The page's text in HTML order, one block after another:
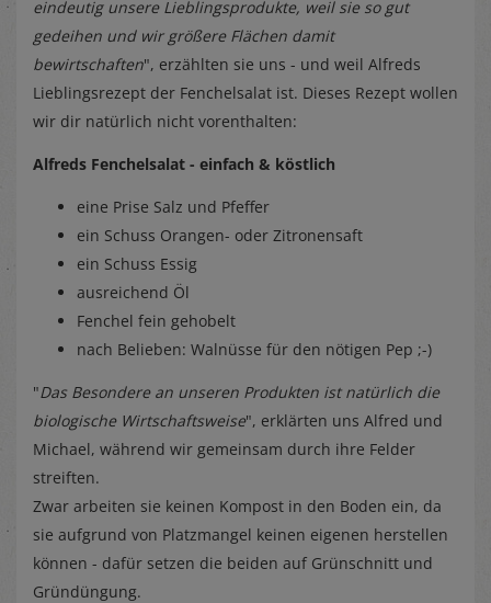
eindeutig unsere Lieblingsprodukte, weil sie so gut
gedeihen und wir größere Flächen damit
bewirtschaften", erzählten sie uns - und weil Alfreds
Lieblingsrezept der Fenchelsalat ist. Dieses Rezept wollen
wir dir natürlich nicht vorenthalten:
Alfreds Fenchelsalat - einfach & köstlich
eine Prise Salz und Pfeffer
ein Schuss Orangen- oder Zitronensaft
ein Schuss Essig
ausreichend Öl
Fenchel fein gehobelt
nach Belieben: Walnüsse für den nötigen Pep ;-)
"Das Besondere an unseren Produkten ist natürlich die
biologische Wirtschaftsweise", erklärten uns Alfred und
Michael, während wir gemeinsam durch ihre Felder
streiften.
Zwar arbeiten sie keinen Kompost in den Boden ein, da
sie aufgrund von Platzmangel keinen eigenen herstellen
können - dafür setzen die beiden auf Grünschnitt und
Gründüngung.